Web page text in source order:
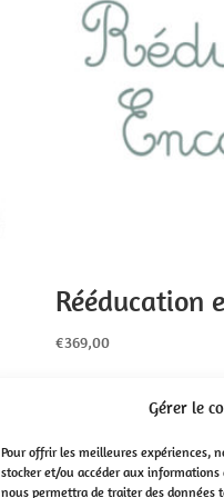
Gérer le
Pour offrir les meilleures expériences,
stocker et/ou accéder aux informations
nous permettra de traiter des données
Rééducation
€369,00